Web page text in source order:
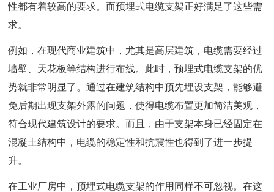
性都有着较高的要求。而预埋式电缆支架正好满足了这些需
求。
例如，在现代商业建筑中，尤其是高层建筑，电缆需要经过
墙壁、天花板等结构进行布线。此时，预埋式电缆支架的优
势就非常明显了。通过在建筑结构中预先埋设支架，能够避
免后期出现支架外露的问题，使得电缆布置更加简洁美观，
符合现代建筑设计的要求。而且，由于支架本身已经固定在
混凝土结构中，电缆的稳定性和抗震性也得到了进一步提
升。
在工业厂房中，预埋式电缆支架的作用同样不可忽视。在这